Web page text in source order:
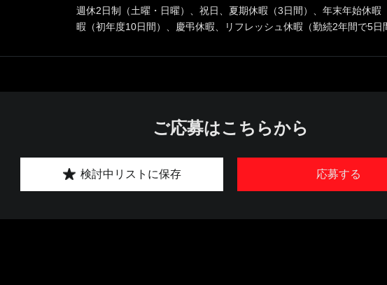
週休2日制（土曜・日曜）、祝日、夏期休暇（3日間）、年末年始休
暇（初年度10日間）、慶弔休暇、リフレッシュ休暇（勤続2年間で5日
ご応募はこちらから
応募する
検討中リストに保存